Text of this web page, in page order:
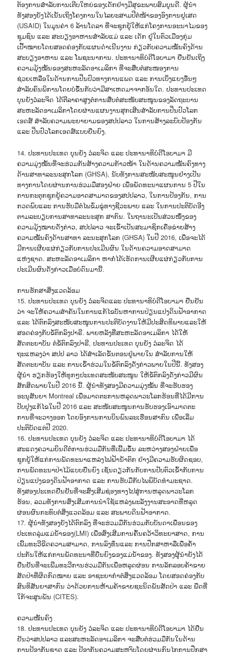
ຕ້ອງການສຳລັບການເຕີບໃຫຍ່ຂອງເດັກຢ່າງມີສຸຂະພາບສົມບູນດີ. ຜູ້ນຳ
ທັງສອງຍັງໄດ້ເນັ້ນເຖິງໂຄງການໃນໄລຍະສາມປີຕໍ່ໜ້າຂອງອົງການຢູເສດ
(USAID) ໃນມູນຄ່າ 6 ລ້ານໂດລາ ທີ່ຈະຊຸກຍູ້ໃຫ້ແກ່ໂຄງການອະນາໄມຂອງ
ຊຸມຊົນ ແລະ ສະບຽງອາຫານສຳລັບແມ່ ແລະ ເດັກ ຢູ່ໃນຕົວເມືອງກຸ່ມ
ເປົ້າໝາຍໂດຍສອດຄ່ອງກັບແຜນດຳເນີນງານ ກ່ຽວກັບຄວາມໝັ້ນຄົງດ້ານ
ສະບຽງອາຫານ ແລະ ໂພຊະນາການ. ປະທານາທິບໍດີໂອບາມາ ຢືນຢັນເຖິງ
ຄວາມມຸ້ງໝັ້ນຂອງສະຫະລັດອາເມລິກາ ທີ່ຈະສຶບຕໍ່ສະໜອງການ
ຊ່ວຍເຫລືອໃນດ້ານການປິ່ນປົວທາງການແພດ ແລະ ການເບິ່ງແຍງອື່ນໆ
ສຳລັບຄົນພິການໂດຍບໍ່ຂຶ້ນກັບວ່າມີສາເຫດມາຈາກອັນໃດ. ປະທານປະເທດ
ບຸນຍັງວໍລະຈິດ ໄດ້ຕີລາຄາສູງຕໍ່ການສືບຕໍ່ສະໜັບສະໜູນຂອງລັດຖະບານ
ສະຫະລັດອາເມລິກາໂດຍຜ່ານແຜນງານສຸກເສີນສຳລັບການປິ່ນປົວໂລກ
ເອດສ໌ ສຳລັບຄວາມພະຍາຍາມຂອງສປປລາວ ໃນການສ້າງລະບົບປ້ອງກັນ
ແລະ ປິ່ນປົວໂລກເອດສ໌ແບບຍືນຍົງ.
14. ປະທານປະເທດ ບຸນຍັງ ວໍລະຈິດ ແລະ ປະທານາທິບໍດີໂອບາມາ ມີ
ຄວາມມຸ່ງໝັ້ນທີ່ຈະຮ່ວມກັນສ້າງຄວາມກ້າວໜ້າ ໃນດ້ານຄວາມໝັ້ນຄົງທາງ
ດ້ານສາທາລະນະສຸກໂລກ (GHSA), ນັບທັງການສະໜັບສະໜູນຢ່າງເປັນ
ທາງການໂດຍຜ່ານການຮ່ວມມືສອງຝ່າຍ ເພື່ອພັດທະນາແຜນການ 5 ປີໃນ
ການກະຕຸກຊຸກຍູ້ຄວາມອາດສາມາດຂອງສປປລາວ, ໃນການປ້ອງກັນ, ການ
ກວດພົບແລະ ການຮັບມືຕໍ່ໄພຂົ່ມຂູ່ທາງຊີວະພາບ ແລະ ໃນການປະຕິບັດອີງ
ຕາມລະບຽບການສາທາລະນະສຸກ ສາກົນ. ໃນຖານະເປັນສ່ວນໜຶ່ງຂອງ
ຄວາມມຸ້ງໝາຍດັ່ງກ່າວ, ສປປລາວ ຈະເຂົ້າເປັນສະມາຊິກເຄືອຂ່າຍສ້າງ
ຄວາມໝັ້ນຄົງດ້ານສາທາ ລະນະສຸກໂລກ (GHSA) ໃນປີ 2016, ເພື່ອຈະໄດ້
ມີການເຜີຍແຜ່ກ່ຽວກັບການປະເມີນຜົນ ໃນດ້ານຄວາມອາດສາມາດ
ແຫ່ງຊາດ. ສະຫະລັດອາເມລິກາ ຫາກໍ່ໄດ້ເຮັດການເຜີຍແຜ່ກ່ຽວກັບການ
ປະເມີນຜົນດັ່ງກ່າວເມື່ອບໍ່ດົນມານີ້.
ການຮັກສາສິ່ງແວດລ້ອມ
15. ປະທານປະເທດ ບຸນຍັງ ວໍລະຈິດແລະ ປະທານາທິບໍດີໂອບາມາ ຢືນຢັນ
ວ່າ ຈະໃຫ້ຄວາມສຳຄັນໃນການແກ້ໄຂບັນຫາການປ່ຽນແປງດິນຟ້າອາກາດ
ແລະ ໄດ້ຕົກລົງສະໜັບສະໜູນການປະຕິບັດງານໃຫ້ມີປະສິດທິພາບແລະໃຫ້
ສອດຄ່ອງກັບຂໍ້ຕົກລົງປາຣີ. ພາຍຫລັງທີ່ສະຫະລັດອາເມລິກາ ໄດ້ໃຫ້
ສັດຕະຍາບັນ ຕໍ່ຂໍ້ຕົກລົງປາຣີ, ປະທານປະເທດ ບຸນຍັງ ວໍລະຈິດ ໄດ້
ຖະແຫລງວ່າ ສປປ ລາວ ໄດ້ສຳເລັດຂັ້ນຕອນຢູ່ພາຍໃນ ສຳລັບການໃຫ້
ສັດຕະຍາບັນ ແລະ ການເຂົ້າຮ່ວມໃນຂໍ້ຕົກລົງດັ່ງກ່າວພາຍໃນປີນີ້. ທັງສອງ
ຜູ້ນຳ ຮຽກຮ້ອງໃຫ້ທຸກໆປະເທດສະໜັບສະໜູນ ໃຫ້ຂໍ້ຕົກລົງດັ່ງກ່າວມີຜົນ
ສັກສິດພາຍໃນປີ 2016 ນີ້. ຜູ້ນຳທັງສອງມີຄວາມມຸ່ງໝັ້ນ ທີ່ຈະຮັບຮອງ
ອະນຸສັນຍາ Montreal ເພື່ອມາດຕະການຫລຸດພາວະໂລກຮ້ອນທີ່ໄດ້ມີການ
ປັບປຸງແກ້ໄຂໃນປີ 2016 ແລະ ສະໜັບສະໜູນການຮັບຮອງເອົາມາດຕະ
ການທີ່ຈະວາງອອກ ໂດຍອົງການການບິນພົນລະເຮືອນສາກົນ ເພື່ອເລີ່ມ
ປະຕິບັດແຕ່ປີ 2020.
16. ປະທານປະເທດ ບຸນຍັງ ວໍລະຈິດ ແລະ ປະທານາທິບໍດີໂອບາມາ ໄດ້
ສະແດງຄວາມຍິນດີຕໍ່ການຮ່ວມມືກັນທີ່ເພີ້ມຂຶ້ນ ລະຫວ່າງສອງຝ່າຍເພື່ອ
ຊຸກຍູ້ໃຫ້ແກ່ການພັດທະນາແຫລ່ງໄຟຟ້ານໍ້າຕົກ ຢ່າງມີຄວາມຮັບຜິດຊອບ,
ການພັດທະນາປ່າໄມ້ແບບຍືນຍົງ ເຊັ່ນດຽວກັນກັບການປັບຕົວເຂົ້າກັບການ
ປ່ຽນແປງຂອງດິນຟ້າອາກາດ ແລະ ການຮັບມືກັບໄພພິບັດທຳມະຊາດ.
ທັງສອງປະເທດຢືນຢັນທີ່ຈະສົ່ງເສີມຊ່ອງທາງໄປສູ່ການຫລຸດພາວະໂລກ
ຮ້ອນ, ລວມທັງການສົ່ງເສີມການນຳໃຊ້ແຫລ່ງພະລັງງານສະອາດທີ່ຫລຸດ
ຜ່ອນຜົນກະທົບຕໍ່ສິ່ງແວດລ້ອມ ແລະ ສະພາບດິນຟ້າອາກາດ.
17. ຜູ້ນຳທັງສອງຍັງໄດ້ຕົກລົງ ທີ່ຈະຮ່ວມມືກັນຮ່ວມກັບບັນດາເພື່ອນຂອງ
ປະເທດລຸ່ມແມ່ນໍ້າຂອງ(LMI) ເພື່ອສົ່ງເສີມການຄົ້ນຄວ້າວິທະຍາສາດ, ການ
ເພີ້ມທະວີຂີດຄວາມສາມາດ, ການລົງທຶນແລະ ການປຶກສາຫາລືເພື່ອຄ້ຳ
ປະກັນໃຫ້ແກ່ການພັດທະນາທີ່ຍືນຍົງຂອງແມ່ນ້ຳຂອງ. ທັງສອງຜູ້ນຳຍັງໄດ້
ຢືນຢັນທີ່ຈະເພີ່ມທະວີການຮ່ວມມືກັນເພື່ອຫລຸດຜ່ອນ ການລັກລອບຄ້າຂາຍ
ສັດປ່າທີ່ຜິດກົດໝາຍ ແລະ ອາຊະຍາກຳຕໍ່ສິ່ງແວດລ້ອມ ໂດຍສອດຄ່ອງກັບ
ສົນທິສັນຍາສາກົນ ວ່າດ້ວຍການຫ້າມຄ້າຂາຍຊະນິດພັນສັດປ່າ ແລະ ພືດທີ່
ໃກ້ຈະສູນພັນ (CITES).
ຄວາມໜັ້ນຄົງ
18. ປະທານປະເທດ ບຸນຍັງ ວໍລະຈິດ ແລະ ປະທານາທິບໍດີໂອບາມາ ໄດ້ຢືນ
ຢັນວ່າສປປລາວ ແລະສະຫະລັດອາເມລິກາ ຈະສືບຕໍ່ຮ່ວມມືກັນໃນດ້ານ
ການປ້ອງກັນຊາດ ແລະ ປ້ອງກັນຄວາມສະຫງົບໂດຍຜ່ານກົນໄກການປຶກສາ